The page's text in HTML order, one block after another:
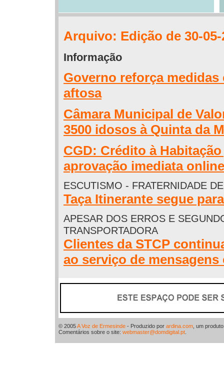
Arquivo: Edição de 30-05-
Informação
Governo reforça
aftosa
Câmara Municipal de
3500 idosos à Quinta da
CGD: Crédito à
aprovação imediata online
ESCUTISMO - FRATERNIDADE
Taça Itinerante segue
APESAR DOS ERROS E
TRANSPORTADORA
Clientes da STCP
ao serviço de
© 2005A Voz de Ermesinde - Produzido por ardina.com , um
Comentários sobre o site: webmaster@domdigital.pt